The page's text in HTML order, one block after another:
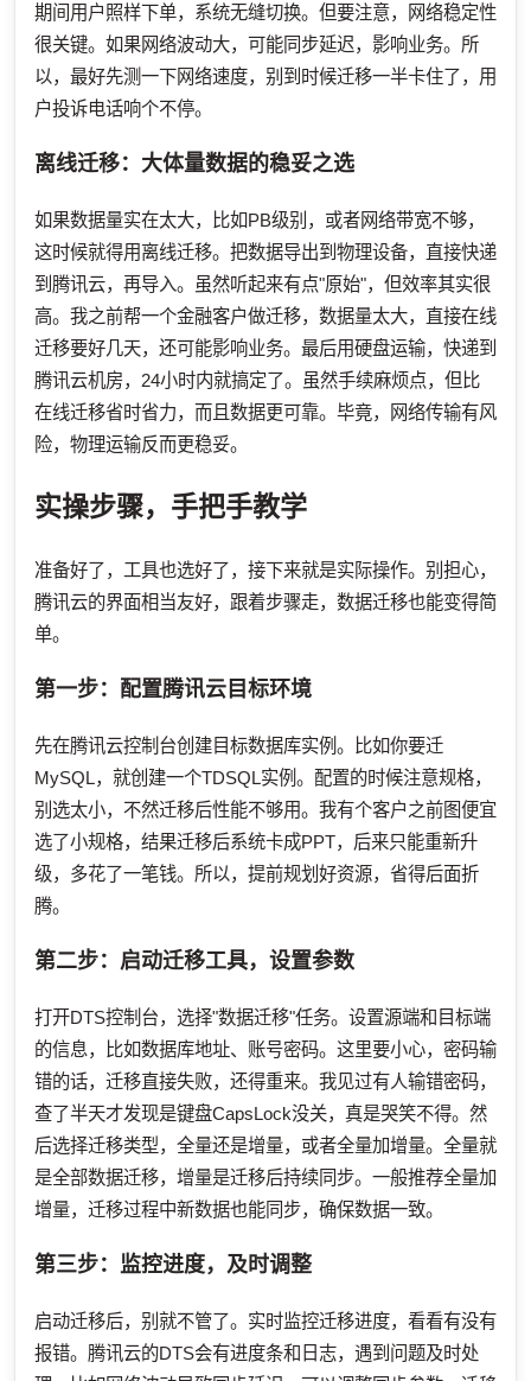
期间用户照样下单，系统无缝切换。但要注意，网络稳定性
很关键。如果网络波动大，可能同步延迟，影响业务。所
以，最好先测一下网络速度，别到时候迁移一半卡住了，用
户投诉电话响个不停。
离线迁移：大体量数据的稳妥之选
如果数据量实在太大，比如PB级别，或者网络带宽不够，
这时候就得用离线迁移。把数据导出到物理设备，直接快递
到腾讯云，再导入。虽然听起来有点"原始"，但效率其实很
高。我之前帮一个金融客户做迁移，数据量太大，直接在线
迁移要好几天，还可能影响业务。最后用硬盘运输，快递到
腾讯云机房，24小时内就搞定了。虽然手续麻烦点，但比
在线迁移省时省力，而且数据更可靠。毕竟，网络传输有风
险，物理运输反而更稳妥。
实操步骤，手把手教学
准备好了，工具也选好了，接下来就是实际操作。别担心，
腾讯云的界面相当友好，跟着步骤走，数据迁移也能变得简
单。
第一步：配置腾讯云目标环境
先在腾讯云控制台创建目标数据库实例。比如你要迁
MySQL，就创建一个TDSQL实例。配置的时候注意规格，
别选太小，不然迁移后性能不够用。我有个客户之前图便宜
选了小规格，结果迁移后系统卡成PPT，后来只能重新升
级，多花了一笔钱。所以，提前规划好资源，省得后面折
腾。
第二步：启动迁移工具，设置参数
打开DTS控制台，选择"数据迁移"任务。设置源端和目标端
的信息，比如数据库地址、账号密码。这里要小心，密码输
错的话，迁移直接失败，还得重来。我见过有人输错密码，
查了半天才发现是键盘CapsLock没关，真是哭笑不得。然
后选择迁移类型，全量还是增量，或者全量加增量。全量就
是全部数据迁移，增量是迁移后持续同步。一般推荐全量加
增量，迁移过程中新数据也能同步，确保数据一致。
第三步：监控进度，及时调整
启动迁移后，别就不管了。实时监控迁移进度，看看有没有
报错。腾讯云的DTS会有进度条和日志，遇到问题及时处